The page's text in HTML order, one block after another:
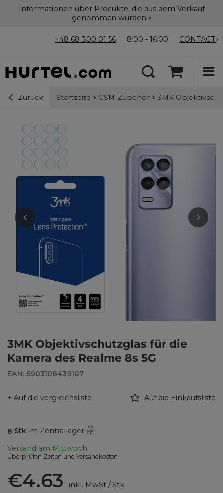
Informationen über Produkte, die aus dem Verkauf
genommen wurden »
+48 68 300 01 56 8:00 - 16:00 CONTACT
Zurück Startseite GSM-Zubehör 3MK
3MK Objektivschutzglas für die
Kamera des Realme 8s 5G
EAN: 5903108439107
+ Auf die vergleichsliste Auf die Einkaufsliste
8 Stk im Zentrallager
Versand am Mittwoch
Überprüfen Zeiten und Versandkosten
€4.63 inkl. MwSt/ Stk